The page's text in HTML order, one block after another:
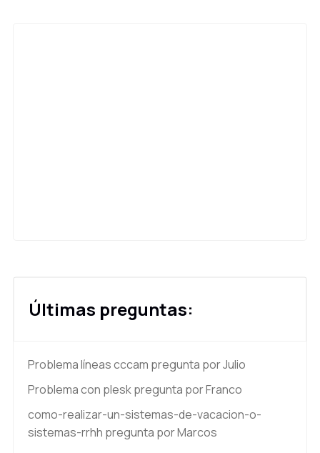
Últimas preguntas:
Problema líneas cccam pregunta por Julio
Problema con pleskpregunta por Franco
como-realizar-un-sistemas-de-vacacion-o-
sistemas-rrhh pregunta por Marcos